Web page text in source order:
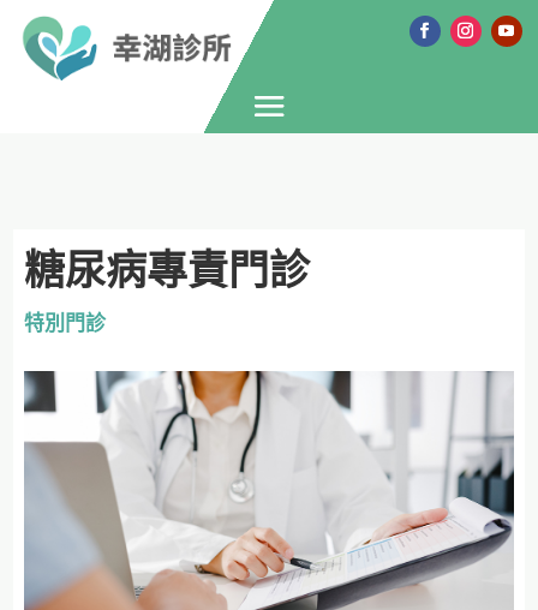
糖尿病專責門診
特別門診